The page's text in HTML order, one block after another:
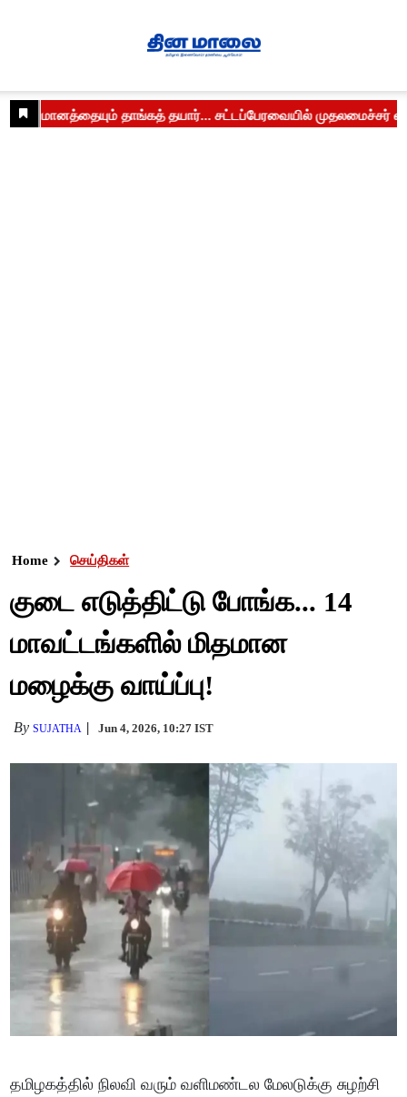
Home செய்திகள்
குடை எடுத்திட்டு போங்க... 14
மாவட்டங்களில் மிதமான
மழைக்கு வாய்ப்பு!
BySUJATHA Jun 4, 2026, 10:27 IST
தமிழகத்தில் நிலவி வரும் வளிமண்டல மேலடுக்கு சுழற்சி